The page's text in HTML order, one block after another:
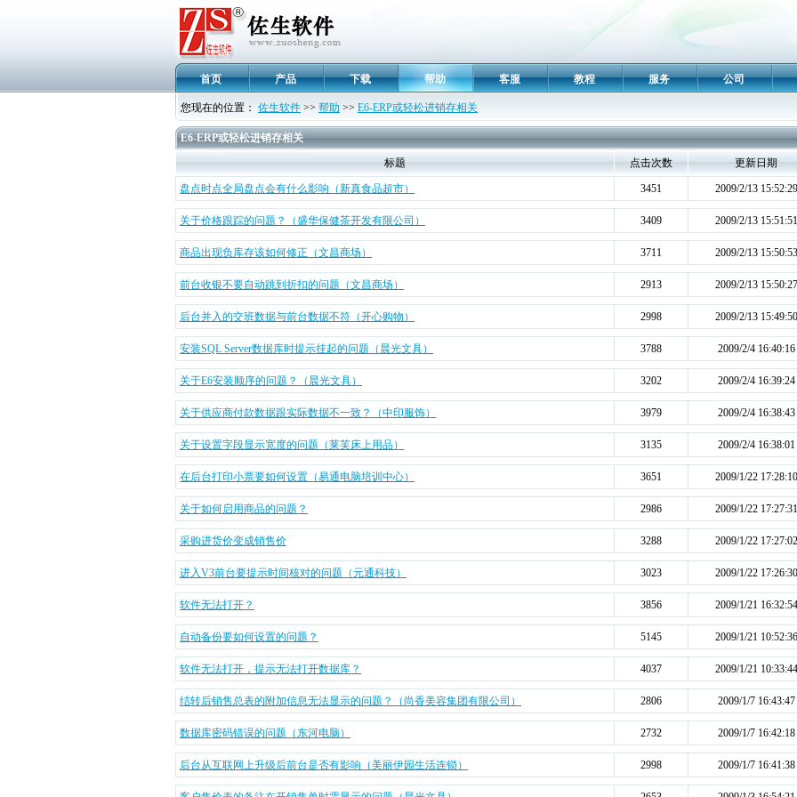
首页 产品 下载 帮助 客服 教程 服务 公司
您现在的位置： 佐生软件 >> 帮助 >> E6-ERP或轻松进销存相关
E6-ERP或轻松进销存相关
标题
点击次数 更新日期
盘点时点全局盘点会有什么影响（新真食品超市） 3451 2009/2/13 15:52:29
关于价格跟踪的问题？（盛华保健茶开发有限公司） 3409 2009/2/13 15:51:51
商品出现负库存该如何修正（文昌商场） 3711 2009/2/13 15:50:53
前台收银不要自动跳到折扣的问题（文昌商场） 2913 2009/2/13 15:50:27
后台并入的交班数据与前台数据不符（开心购物） 2998 2009/2/13 15:49:50
安装SQL Server数据库时提示挂起的问题（晨光文具） 3788 2009/2/4 16:40:16
关于E6安装顺序的问题？（晨光文具） 3202 2009/2/4 16:39:24
关于供应商付款数据跟实际数据不一致？（中印服饰） 3979 2009/2/4 16:38:43
关于设置字段显示宽度的问题（莱芙床上用品） 3135 2009/2/4 16:38:01
在后台打印小票要如何设置（易通电脑培训中心） 3651 2009/1/22 17:28:10
关于如何启用商品的问题？ 2986 2009/1/22 17:27:31
采购进货价变成销售价 3288 2009/1/22 17:27:02
进入V3前台要提示时间核对的问题（元通科技） 3023 2009/1/22 17:26:30
软件无法打开？ 3856 2009/1/21 16:32:54
自动备份要如何设置的问题？ 5145 2009/1/21 10:52:36
软件无法打开，提示无法打开数据库？ 4037 2009/1/21 10:33:44
结转后销售总表的附加信息无法显示的问题？（尚香美容集团有限公司） 2806 2009/1/7 16:43:47
数据库密码错误的问题（东河电脑） 2732 2009/1/7 16:42:18
后台从互联网上升级后前台是否有影响（美丽伊园生活连锁） 2998 2009/1/7 16:41:38